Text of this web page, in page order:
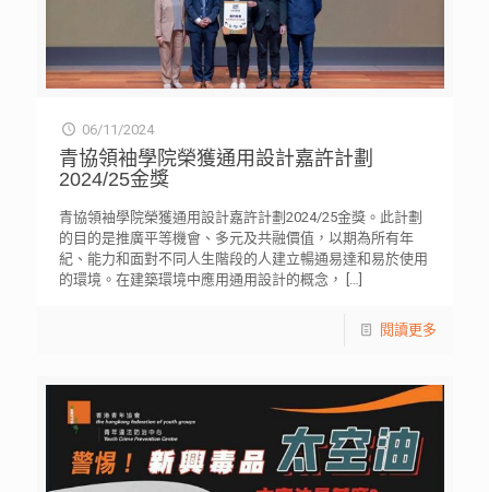
06/11/2024
青協領袖學院榮獲通用設計嘉許計劃
2024/25金獎
青協領袖學院榮獲通用設計嘉許計劃2024/25金獎。此計劃
的目的是推廣平等機會、多元及共融價值，以期為所有年
紀、能力和面對不同人生階段的人建立暢通易達和易於使用
的環境。在建築環境中應用通用設計的概念，
[…]
閱讀更多